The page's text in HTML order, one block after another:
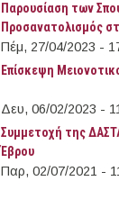
Παρουσίαση των
Προσανατολισμός
Πέμ, 27/04/2023 -
Επίσκεψη
Δευ, 06/02/2023 -
Συμμετοχή της
Έβρου
Παρ, 02/07/2021 -
Σ.Α.
22/05/2017